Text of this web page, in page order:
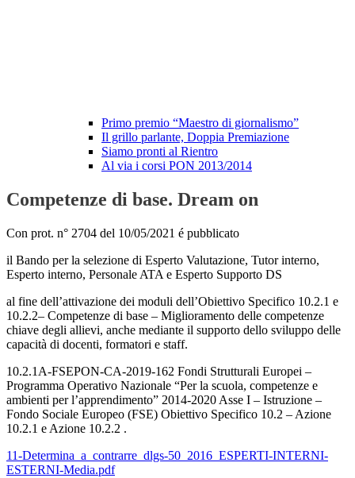
Primo premio “Maestro di giornalismo”
Il grillo parlante, Doppia Premiazione
Siamo pronti al Rientro
Al via i corsi PON 2013/2014
Competenze di base. Dream on
Con prot. n° 2704 del 10/05/2021 é pubblicato
il Bando per la selezione di Esperto Valutazione, Tutor interno,
Esperto interno, Personale ATA e Esperto Supporto DS
al fine dell’attivazione dei moduli dell’Obiettivo Specifico 10.2.1 e
10.2.2– Competenze di base – Miglioramento delle competenze
chiave degli allievi, anche mediante il supporto dello sviluppo delle
capacità di docenti, formatori e staff.
10.2.1A-FSEPON-CA-2019-162 Fondi Strutturali Europei –
Programma Operativo Nazionale “Per la scuola, competenze e
ambienti per l’apprendimento” 2014-2020 Asse I – Istruzione –
Fondo Sociale Europeo (FSE) Obiettivo Specifico 10.2 – Azione
10.2.1 e Azione 10.2.2 .
11-Determina_a_contrarre_dlgs-50_2016_ESPERTI-INTERNI-
ESTERNI-Media.pdf